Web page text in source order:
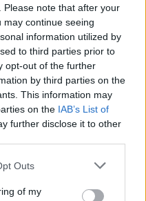
note that after your
continue seeing
information utilized by
to third parties prior to
opt-out of the further
by third parties on the
This information may
on the IAB’s List of
further disclose it to other
Outs
of my